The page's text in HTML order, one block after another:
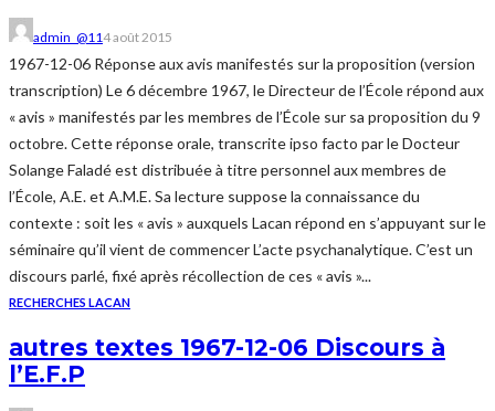
admin_@114 août 2015
1967-12-06 Réponse aux avis manifestés sur la proposition (version
transcription) Le 6 décembre 1967, le Directeur de l’École répond aux
« avis » manifestés par les membres de l’École sur sa proposition du 9
octobre. Cette réponse orale, transcrite ipso facto par le Docteur
Solange Faladé est distribuée à titre personnel aux membres de
l’École, A.E. et A.M.E. Sa lecture suppose la connaissance du
contexte : soit les « avis » auxquels Lacan répond en s’appuyant sur le
séminaire qu’il vient de commencer L’acte psychanalytique. C’est un
discours parlé, fixé après récollection de ces « avis »...
RECHERCHES LACAN
autres textes 1967-12-06 Discours à
l’E.F.P